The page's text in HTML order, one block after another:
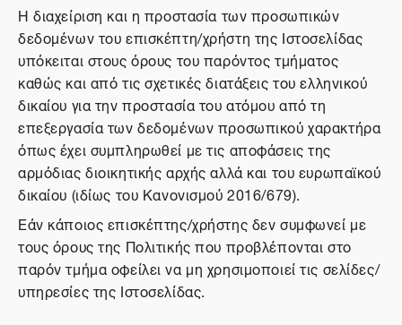
Η διαχείριση και η προστασία των προσωπικών
δεδομένων του επισκέπτη/χρήστη της Ιστοσελίδας
υπόκειται στους όρους του παρόντος τμήματος
καθώς και από τις σχετικές διατάξεις του ελληνικού
δικαίου για την προστασία του ατόμου από τη
επεξεργασία των δεδομένων προσωπικού χαρακτήρα
όπως έχει συμπληρωθεί με τις αποφάσεις της
αρμόδιας διοικητικής αρχής αλλά και του ευρωπαϊκού
δικαίου (ιδίως του Κανονισμού 2016/679).
Εάν κάποιος επισκέπτης/χρήστης δεν συμφωνεί με
τους όρους της Πολιτικής που προβλέπονται στο
παρόν τμήμα οφείλει να μη χρησιμοποιεί τις σελίδες/
υπηρεσίες της Ιστοσελίδας.